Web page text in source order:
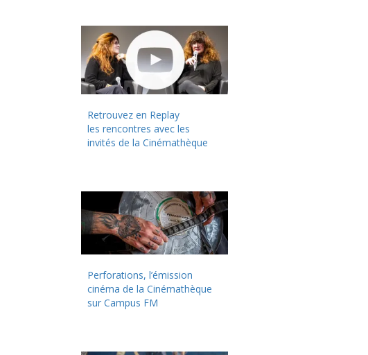
Retrouvez en Replay
les rencontres avec les
invités de la Cinémathèque
Perforations, l’émission
cinéma de la Cinémathèque
sur Campus FM